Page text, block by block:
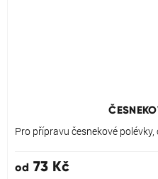
Pro přípravu česnekové
od 73 Kč